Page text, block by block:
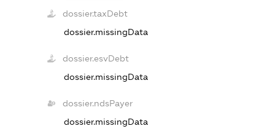
dossier.taxDebt
dossier.missingData
dossier.esvDebt
dossier.missingData
dossier.ndsPayer
dossier.missingData